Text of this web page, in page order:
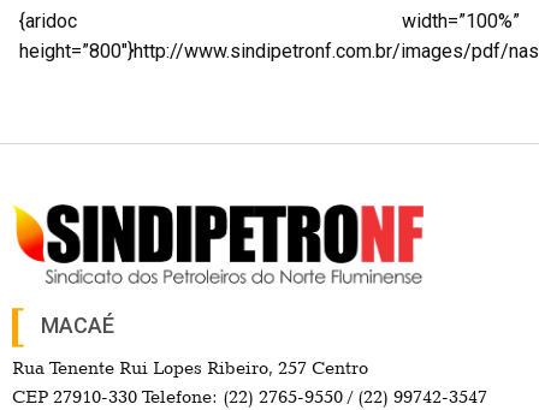
{aridoc width=”100%”
height=”800″}http://www.sindipetronf.com.br/images/pdf/
MACAÉ
Rua Tenente Rui Lopes Ribeiro, 257 Centro
CEP 27910-330 Telefone: (22) 2765-9550 / (22) 99742-3547